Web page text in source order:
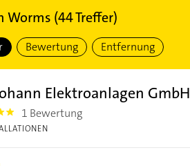
Worms (44Treffer)
Bewertung Entfernung
Elektroanlagen GmbH
1 Bewertung